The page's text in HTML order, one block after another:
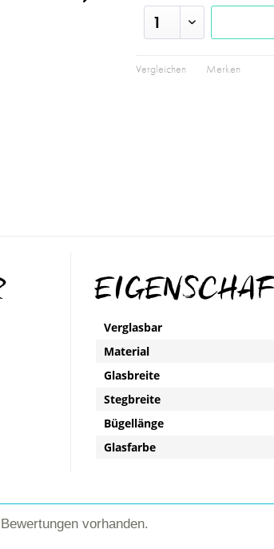
Vergleichen Merken
Verglasbar
Material
Glasbreite
Stegbreite
Bügellänge
Glasfarbe
vorhanden.